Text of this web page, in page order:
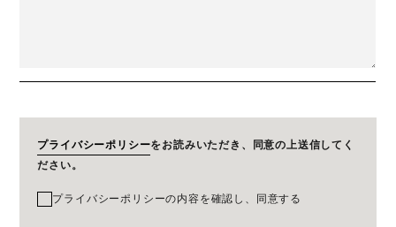
プライバシーポリシーをお読みいただき、同意の上送信してく
ださい。
プライバシーポリシーの内容を確認し、同意する